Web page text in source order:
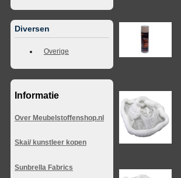
Diversen
Overige
Informatie
Over Meubelstoffenshop.nl
Skai/ kunstleer kopen
Sunbrella Fabrics